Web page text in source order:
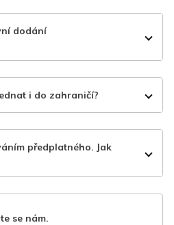
dodání
i do zahraničí?
předplatného. Jak
se nám.